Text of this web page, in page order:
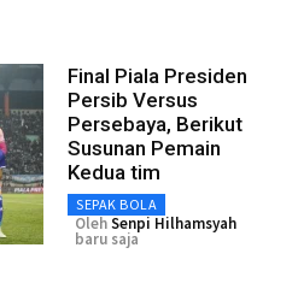
Final Piala Presiden
Persib Versus
Persebaya, Berikut
Susunan Pemain
Kedua tim
SEPAK BOLA
OlehSenpi Hilhamsyah
baru saja